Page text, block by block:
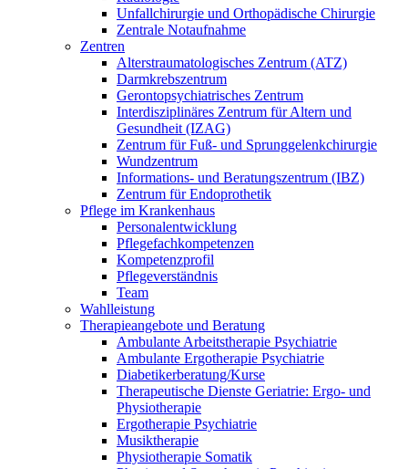
Unfallchirurgie und Orthopädische Chirurgie
Zentrale Notaufnahme
Zentren
Alterstraumatologisches Zentrum (ATZ)
Darmkrebszentrum
Gerontopsychiatrisches Zentrum
Interdisziplinäres Zentrum für Altern und
Gesundheit (IZAG)
Zentrum für Fuß- und Sprunggelenkchirurgie
Wundzentrum
Informations- und Beratungszentrum (IBZ)
Zentrum für Endoprothetik
Pflege im Krankenhaus
Personalentwicklung
Pflegefachkompetenzen
Kompetenzprofil
Pflegeverständnis
Team
Wahlleistung
Therapieangebote und Beratung
Ambulante Arbeitstherapie Psychiatrie
Ambulante Ergotherapie Psychiatrie
Diabetikerberatung/Kurse
Therapeutische Dienste Geriatrie: Ergo- und
Physiotherapie
Ergotherapie Psychiatrie
Musiktherapie
Physiotherapie Somatik